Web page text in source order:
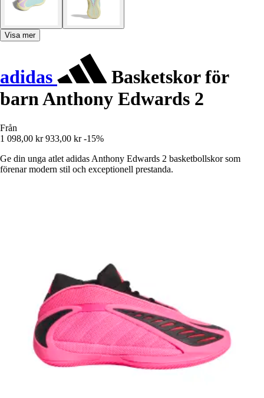
Visa mer
adidas
Basketskor för
barn Anthony Edwards 2
Från
1 098,00 kr 933,00 kr -15%
Ge din unga atlet adidas Anthony Edwards 2 basketbollskor som
förenar modern stil och exceptionell prestanda.